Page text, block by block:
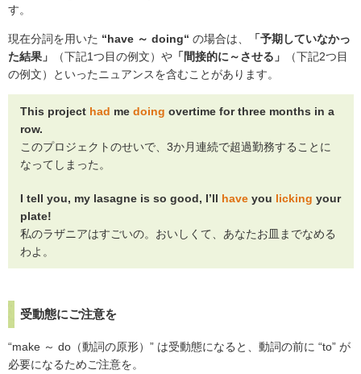
す。
現在分詞を用いた “have ～ doing“ の場合は、
「予期していなかっ
た結果」
（下記1つ目の例文）や「間接的に～させる」
（下記2つ目
の例文）といったニュアンスを含むことがあります。
This project had me doing overtime for three months in a
row.
このプロジェクトのせいで、3か月連続で超過勤務することに
なってしまった。
I tell you, my lasagne is so good, I’ll have you licking your
plate!
私のラザニアはすごいの。おいしくて、あなたお皿までなめる
わよ。
受動態にご注意を
“make ～ do（動詞の原形）” は受動態になると、動詞の前に “to” が
必要になるためご注意を。